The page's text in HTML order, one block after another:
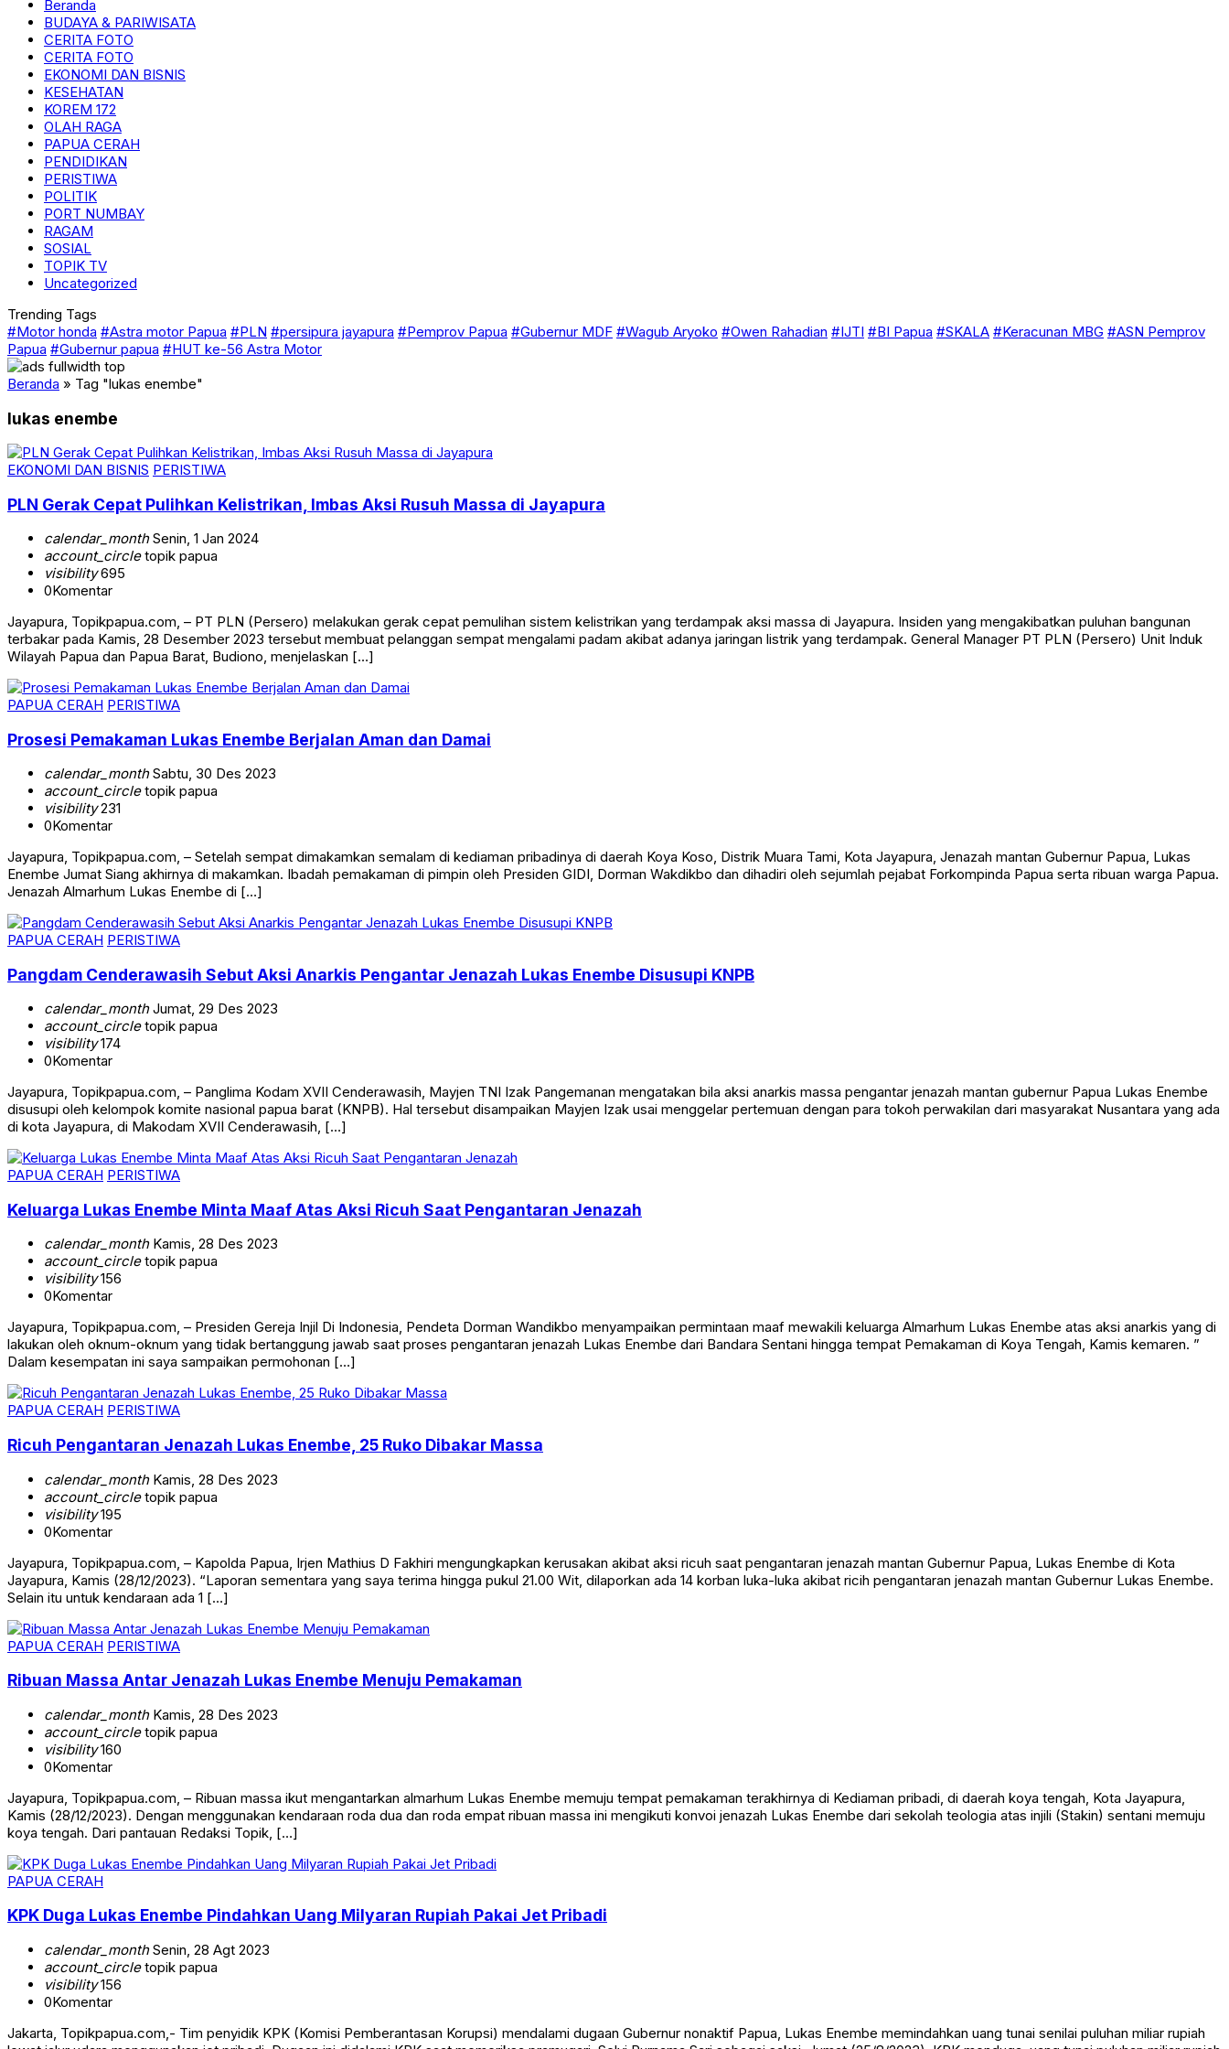
Beranda
BUDAYA & PARIWISATA
CERITA FOTO
CERITA FOTO
EKONOMI DAN BISNIS
KESEHATAN
KOREM 172
OLAH RAGA
PAPUA CERAH
PENDIDIKAN
PERISTIWA
POLITIK
PORT NUMBAY
RAGAM
SOSIAL
TOPIK TV
Uncategorized
Trending Tags
#Motor honda #Astra motor Papua #PLN #persipura jayapura #Pemprov Papua #Gubernur MDF #Wagub Aryoko #Owen Rahadian #IJTI #BI Papua #SKALA #Keracunan MBG #ASN Pemprov
Papua #Gubernur papua #HUT ke-56 Astra Motor
Beranda » Tag "lukas enembe"
lukas enembe
EKONOMI DAN BISNIS PERISTIWA
PLN Gerak Cepat Pulihkan Kelistrikan, Imbas Aksi Rusuh Massa di Jayapura
calendar_monthSenin, 1 Jan 2024
account_circletopik papua
visibility695
0Komentar
Jayapura, Topikpapua.com, – PT PLN (Persero) melakukan gerak cepat pemulihan sistem kelistrikan yang terdampak aksi massa di Jayapura. Insiden yang mengakibatkan puluhan bangunan
terbakar pada Kamis, 28 Desember 2023 tersebut membuat pelanggan sempat mengalami padam akibat adanya jaringan listrik yang terdampak. General Manager PT PLN (Persero) Unit Induk
Wilayah Papua dan Papua Barat, Budiono, menjelaskan […]
PAPUA CERAH PERISTIWA
Prosesi Pemakaman Lukas Enembe Berjalan Aman dan Damai
calendar_monthSabtu, 30 Des 2023
account_circletopik papua
visibility231
0Komentar
Jayapura, Topikpapua.com, – Setelah sempat dimakamkan semalam di kediaman pribadinya di daerah Koya Koso, Distrik Muara Tami, Kota Jayapura, Jenazah mantan Gubernur Papua, Lukas
Enembe Jumat Siang akhirnya di makamkan. Ibadah pemakaman di pimpin oleh Presiden GIDI, Dorman Wakdikbo dan dihadiri oleh sejumlah pejabat Forkompinda Papua serta ribuan warga Papua.
Jenazah Almarhum Lukas Enembe di […]
PAPUA CERAH PERISTIWA
Pangdam Cenderawasih Sebut Aksi Anarkis Pengantar Jenazah Lukas Enembe Disusupi KNPB
calendar_monthJumat, 29 Des 2023
account_circletopik papua
visibility174
0Komentar
Jayapura, Topikpapua.com, – Panglima Kodam XVII Cenderawasih, Mayjen TNI Izak Pangemanan mengatakan bila aksi anarkis massa pengantar jenazah mantan gubernur Papua Lukas Enembe
disusupi oleh kelompok komite nasional papua barat (KNPB). Hal tersebut disampaikan Mayjen Izak usai menggelar pertemuan dengan para tokoh perwakilan dari masyarakat Nusantara yang ada
di kota Jayapura, di Makodam XVII Cenderawasih, […]
PAPUA CERAH PERISTIWA
Keluarga Lukas Enembe Minta Maaf Atas Aksi Ricuh Saat Pengantaran Jenazah
calendar_monthKamis, 28 Des 2023
account_circletopik papua
visibility156
0Komentar
Jayapura, Topikpapua.com, – Presiden Gereja Injil Di Indonesia, Pendeta Dorman Wandikbo menyampaikan permintaan maaf mewakili keluarga Almarhum Lukas Enembe atas aksi anarkis yang di
lakukan oleh oknum-oknum yang tidak bertanggung jawab saat proses pengantaran jenazah Lukas Enembe dari Bandara Sentani hingga tempat Pemakaman di Koya Tengah, Kamis kemaren. ”
Dalam kesempatan ini saya sampaikan permohonan […]
PAPUA CERAH PERISTIWA
Ricuh Pengantaran Jenazah Lukas Enembe, 25 Ruko Dibakar Massa
calendar_monthKamis, 28 Des 2023
account_circletopik papua
visibility195
0Komentar
Jayapura, Topikpapua.com, – Kapolda Papua, Irjen Mathius D Fakhiri mengungkapkan kerusakan akibat aksi ricuh saat pengantaran jenazah mantan Gubernur Papua, Lukas Enembe di Kota
Jayapura, Kamis (28/12/2023). “Laporan sementara yang saya terima hingga pukul 21.00 Wit, dilaporkan ada 14 korban luka-luka akibat ricih pengantaran jenazah mantan Gubernur Lukas Enembe.
Selain itu untuk kendaraan ada 1 […]
PAPUA CERAH PERISTIWA
Ribuan Massa Antar Jenazah Lukas Enembe Menuju Pemakaman
calendar_monthKamis, 28 Des 2023
account_circletopik papua
visibility160
0Komentar
Jayapura, Topikpapua.com, – Ribuan massa ikut mengantarkan almarhum Lukas Enembe memuju tempat pemakaman terakhirnya di Kediaman pribadi, di daerah koya tengah, Kota Jayapura,
Kamis (28/12/2023). Dengan menggunakan kendaraan roda dua dan roda empat ribuan massa ini mengikuti konvoi jenazah Lukas Enembe dari sekolah teologia atas injili (Stakin) sentani memuju
koya tengah. Dari pantauan Redaksi Topik, […]
PAPUA CERAH
KPK Duga Lukas Enembe Pindahkan Uang Milyaran Rupiah Pakai Jet Pribadi
calendar_monthSenin, 28 Agt 2023
account_circletopik papua
visibility156
0Komentar
Jakarta, Topikpapua.com,- Tim penyidik KPK (Komisi Pemberantasan Korupsi) mendalami dugaan Gubernur nonaktif Papua, Lukas Enembe memindahkan uang tunai senilai puluhan miliar rupiah